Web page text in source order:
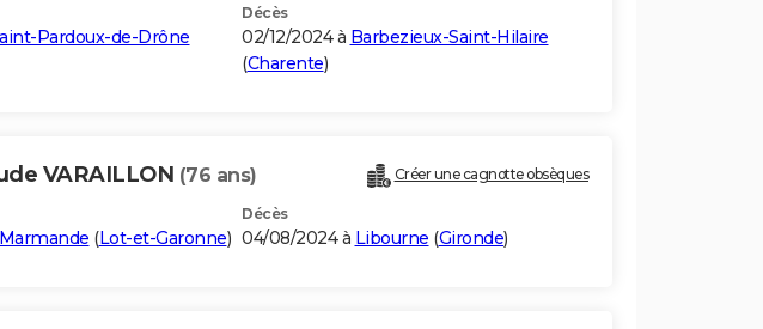
Pardoux-de-Drône
Décès
02/12/2024 à Barbezieux-Saint-Hilaire
(Charente)
VARAILLON (76 ans) Créer une cagnotte obsèques
Marmande (Lot-et-Garonne)
Décès
04/08/2024 à Libourne (Gironde)